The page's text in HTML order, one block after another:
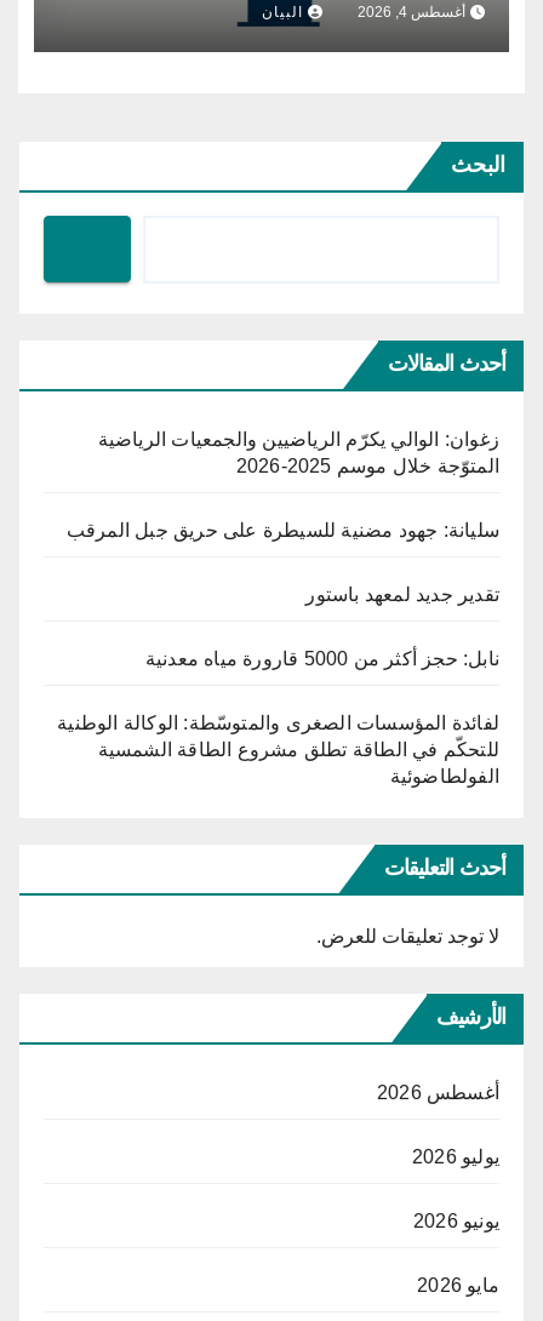
أغسطس 4, 2026 البيان
البحث
أحدث المقالات
زغوان: الوالي يكرّم الرياضيين والجمعيات الرياضية
المتوّجة خلال موسم 2025-2026
سليانة: جهود مضنية للسيطرة على حريق جبل المرقب
تقدير جديد لمعهد باستور
نابل: حجز أكثر من 5000 قارورة مياه معدنية
لفائدة المؤسسات الصغرى والمتوسّطة: الوكالة الوطنية
للتحكّم في الطاقة تطلق مشروع الطاقة الشمسية
الفولطاضوئية
أحدث التعليقات
لا توجد تعليقات للعرض.
الأرشيف
أغسطس 2026
يوليو 2026
يونيو 2026
مايو 2026